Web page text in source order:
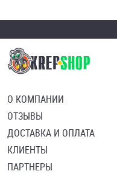
О КОМПАНИИ
ОТЗЫВЫ
ДОСТАВКА И ОПЛАТА
КЛИЕНТЫ
ПАРТНЕРЫ